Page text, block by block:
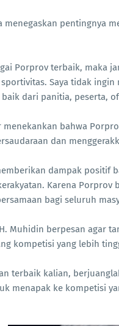
menegaskan pentingnya
Porprov terbaik, maka
Saya tidak
dari panitia, peserta,
menekankan bahwa
dan
dampak positif
Karena Porprov
bagi seluruh
Muhidin berpesan agar
kompetisi yang lebih
terbaik kalian,
menapak ke kompetisi